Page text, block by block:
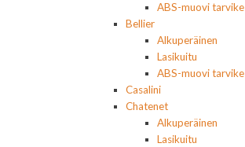
ABS-muovi tarvike
Bellier
Alkuperäinen
Lasikuitu
ABS-muovi tarvike
Casalini
Chatenet
Alkuperäinen
Lasikuitu